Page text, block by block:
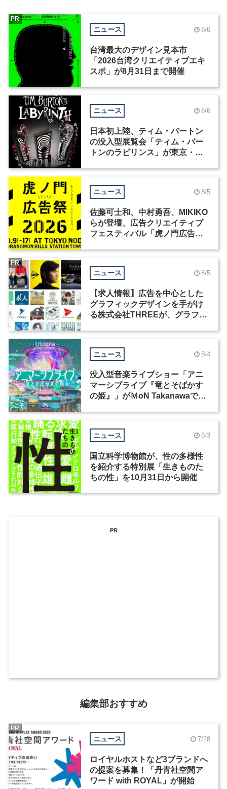
ニュース 8/6
台湾最大のデザイン見本市
「2026台湾クリエイティブエキ
スポ」が8月31日まで開催
PR
ニュース 8/6
日本初上陸、ティム・バートン
の没入型展覧会「ティム・バー
トンのラビリンス」が東京・豊
ニュース 8/5
佐藤可士和、中村勇吾、MIKIKO
らが登壇、広告クリエイティブ
フェスティバル「虎ノ門広告
ニュース 8/5
【求人情報】広告を中心とした
グラフィックデザインを手がけ
る株式会社THREEが、グラフィ
PR
ニュース 8/4
没入型音楽ライブショー「アニ
マーシブライブ『竜とそばかす
の姫』」がＭoN Takanawaで開
ニュース 8/3
国立科学博物館が、性の多様性
を紹介する特別展「生きものた
ちの性」を10月31日から開催
PR
編集部おすすめ
ニュース 7/28
ロイヤルホストなど3ブランドへ
の提案を募集！「丹青社空間ア
ワード with ROYAL」が開始
PR